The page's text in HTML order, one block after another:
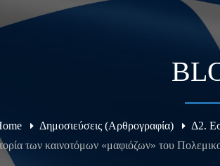
Δημοσιεύσεις (Αρθρογραφία)
Δ2.
των καινοτόμων «μαφιόζων» του